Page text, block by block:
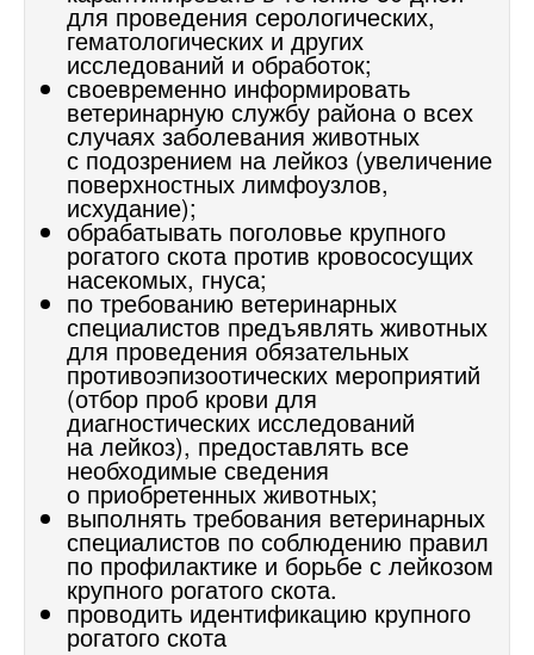
для проведения серологических,
гематологических и других
исследований и обработок;
своевременно информировать
ветеринарную службу района о всех
случаях заболевания животных
с подозрением на лейкоз (увеличение
поверхностных лимфоузлов,
исхудание);
обрабатывать поголовье крупного
рогатого скота против кровососущих
насекомых, гнуса;
по требованию ветеринарных
специалистов предъявлять животных
для проведения обязательных
противоэпизоотических мероприятий
(отбор проб крови для
диагностических исследований
на лейкоз), предоставлять все
необходимые сведения
о приобретенных животных;
выполнять требования ветеринарных
специалистов по соблюдению правил
по профилактике и борьбе с лейкозом
крупного рогатого скота.
проводить идентификацию крупного
рогатого скота